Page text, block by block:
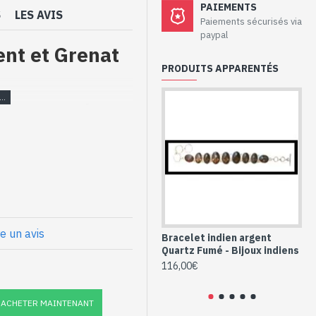
LES AVIS
et Grenat
– Bracelet
à la main, serties sur
approx
approx
GR-18)
un avis
ACHETER MAINTENANT
PAIEMENTS
Paiements sécurisés via
paypal
PRODUITS APPARENTÉS
Bracelet indien argent
Quartz Fumé - Bijoux indiens
116,00€